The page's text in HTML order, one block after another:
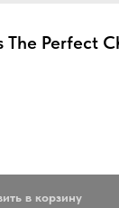
The Perfect
в корзину